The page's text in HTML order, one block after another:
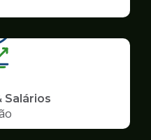
Salários